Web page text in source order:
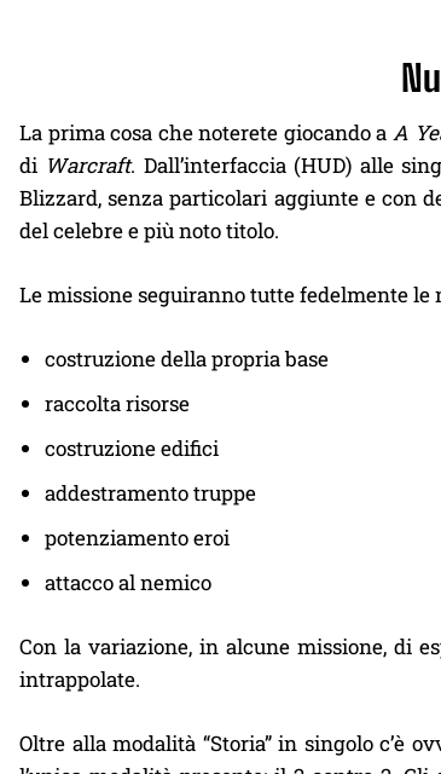
La prima cosa che noterete giocando a A
di Warcraft. Dall’interfaccia (HUD) alle
Blizzard, senza particolari aggiunte e con
del celebre e più noto titolo.
Le missione seguiranno tutte fedelmente
costruzione della propria base
raccolta risorse
costruzione edifici
addestramento truppe
potenziamento eroi
attacco al nemico
Con la variazione, in alcune missione, di
intrappolate.
Oltre alla modalità “Storia” in singolo c’è